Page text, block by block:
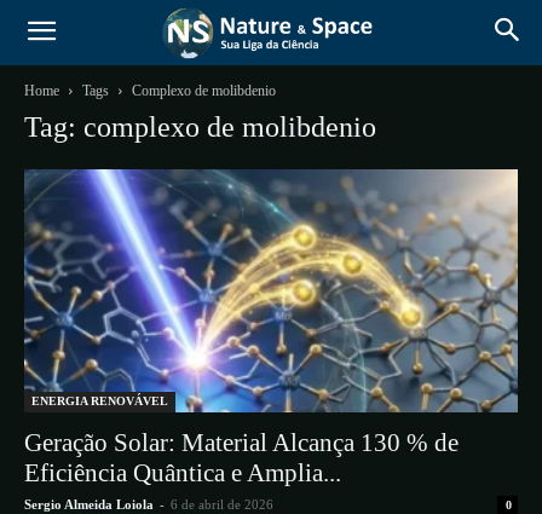
Home Tags Complexo de molibdenio
Tag: complexo de molibdenio
ENERGIA RENOVÁVEL
Geração Solar: Material Alcança 130 % de
Eficiência Quântica e Amplia...
Sergio Almeida Loiola - 6 de abril de 2026 0